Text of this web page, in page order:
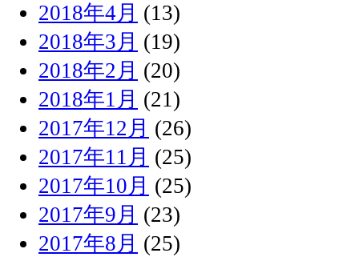
2018年4月 (13)
2018年3月 (19)
2018年2月 (20)
2018年1月 (21)
2017年12月 (26)
2017年11月 (25)
2017年10月 (25)
2017年9月 (23)
2017年8月 (25)